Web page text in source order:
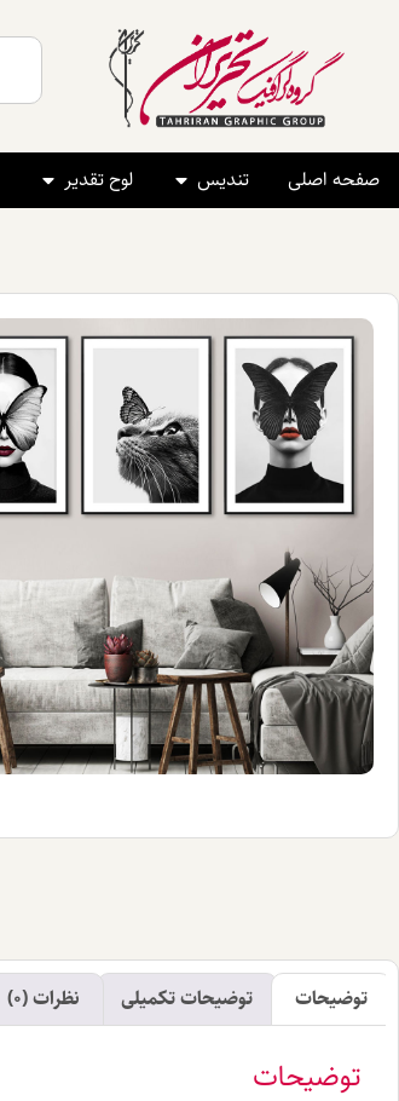
صفحه اصلی تندیس لوح تقدیر
توضیحات توضیحات تکمیلی نظرات (0)
توضیحات